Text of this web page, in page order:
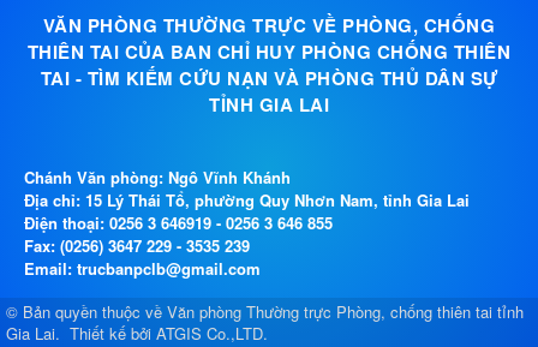
VĂN PHÒNG THƯỜNG TRỰC VỀ PHÒNG, CHỐNG
THIÊN TAI CỦA BAN CHỈ HUY PHÒNG CHỐNG THIÊN
TAI - TÌM KIẾM CỨU NẠN VÀ PHÒNG THỦ DÂN SỰ
TỈNH GIA LAI
Chánh Văn phòng: Ngô Vĩnh Khánh
Địa chỉ: 15 Lý Thái Tổ, phường Quy Nhơn Nam, tỉnh Gia Lai
Điện thoại: 0256 3 646919 - 0256 3 646 855
Fax: (0256) 3647 229 - 3535 239
Email: trucbanpclb@gmail.com
© Bản quyền thuộc về Văn phòng Thường trực Phòng, chống thiên tai tỉnh
Gia Lai. Thiết kế bởi ATGIS Co.,LTD.